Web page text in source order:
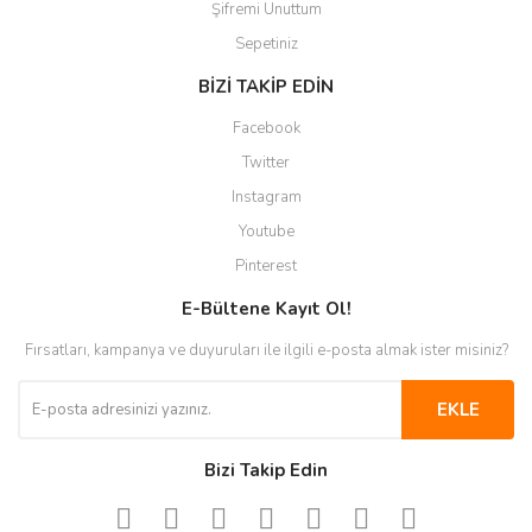
Şifremi Unuttum
Sepetiniz
BİZİ TAKİP EDİN
Facebook
Twitter
Instagram
Youtube
Pinterest
E-Bültene Kayıt Ol!
Fırsatları, kampanya ve duyuruları ile ilgili e-posta almak ister misiniz?
EKLE
Bizi Takip Edin